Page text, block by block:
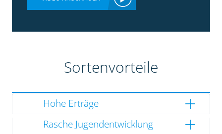
Sortenvorteile
Hohe Erträge
Rasche Jugendentwicklung